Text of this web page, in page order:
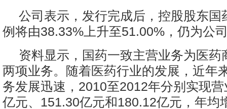
公司表示，发行完成后，控股股东国
例将由38.33%上升至51.00%，仍为公
资料显示，国药一致主营业务为医药
两项业务。随着医药行业的发展，近年
务发展迅速，2010至2012年分别实现
亿元、151.30亿元和180.12亿元，年均